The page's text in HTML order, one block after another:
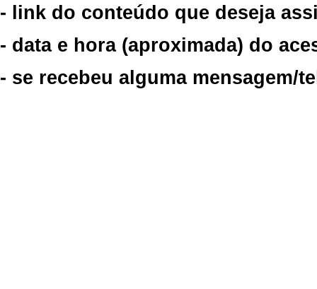
- link do conteúdo que deseja
- data e hora (aproximada) do
- se recebeu alguma mensagem/